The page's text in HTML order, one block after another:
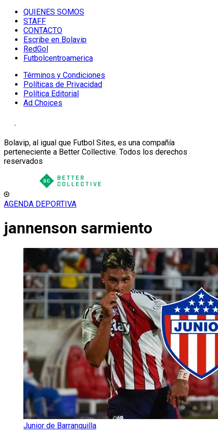
QUIENES SOMOS
STAFF
CONTACTO
Escribe en Bolavip
RedGol
Futbolcentroamerica
Términos y Condiciones
Políticas de Privacidad
Política Editorial
Ad Choices
Bolavip, al igual que Futbol Sites, es una compañía
perteneciente a Better Collective. Todos los derechos
reservados
AGENDA DEPORTIVA
jannenson sarmiento
Junior de Barranquilla